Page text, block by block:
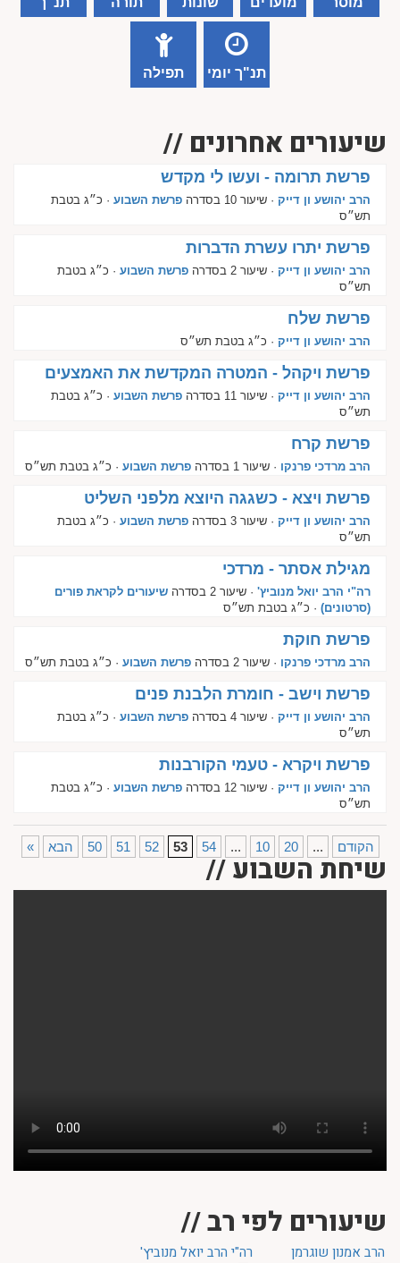
תנ"ך יומי תפילה
שיעורים אחרונים //
פרשת תרומה - ועשו לי מקדש
הרב יהושע ון דייק · שיעור 10 בסדרה פרשת השבוע · כ״ג בטבת
תש״ס
פרשת יתרו עשרת הדברות
הרב יהושע ון דייק · שיעור 2 בסדרה פרשת השבוע · כ״ג בטבת
תש״ס
פרשת שלח
הרב יהושע ון דייק · כ״ג בטבת תש״ס
פרשת ויקהל - המטרה המקדשת את האמצעים
הרב יהושע ון דייק · שיעור 11 בסדרה פרשת השבוע · כ״ג בטבת
תש״ס
פרשת קרח
הרב מרדכי פרנקו · שיעור 1 בסדרה פרשת השבוע · כ״ג בטבת תש״ס
פרשת ויצא - כשגגה היוצא מלפני השליט
הרב יהושע ון דייק · שיעור 3 בסדרה פרשת השבוע · כ״ג בטבת
תש״ס
מגילת אסתר - מרדכי
רה"י הרב יואל מנוביץ' · שיעור 2 בסדרה
שיעורים לקראת פורים
(סרטונים) · כ״ג בטבת תש״ס
פרשת חוקת
הרב מרדכי פרנקו · שיעור 2 בסדרה פרשת השבוע · כ״ג בטבת תש״ס
פרשת וישב - חומרת הלבנת פנים
הרב יהושע ון דייק · שיעור 4 בסדרה פרשת השבוע · כ״ג בטבת
תש״ס
פרשת ויקרא - טעמי הקורבנות
הרב יהושע ון דייק · שיעור 12 בסדרה פרשת השבוע · כ״ג בטבת
תש״ס
« הקודם ...
10 20
...
50 51 52 53 54 הבא
שיחת השבוע //
שיעורים לפי רב //
הרב אמנון שוגרמן רה"י הרב יואל מנוביץ'